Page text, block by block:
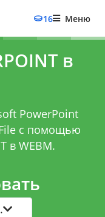
16 Меню
в
PowerPoint
с помощью
в WEBM.